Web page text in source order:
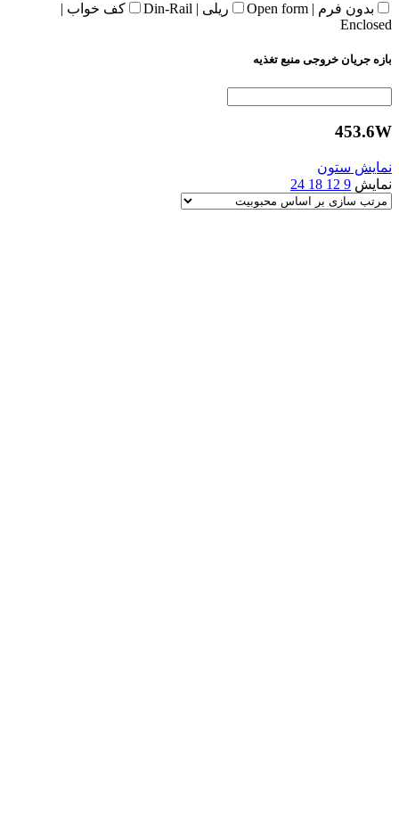
بدون فرم | Open form ریلی | Din-Rail
کف خواب |
Enclosed
بازه جریان خروجی منبع تغذیه
453.6W
نمایش ستون
نمایش 9
12
18
24